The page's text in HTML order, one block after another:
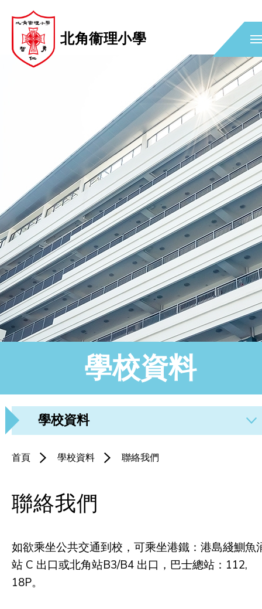
北角衞理小學
學校資料
學校資料
首頁 學校資料 聯絡我們
聯絡我們
如欲乘坐公共交通到校，可乘坐港鐵：港島綫鰂魚
站 C 出口或北角站B3/B4 出口，巴士總站：112,
18P。